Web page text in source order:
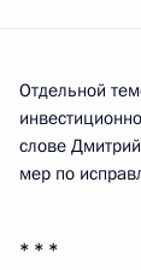
Отдельной
слове
мер по
* * *